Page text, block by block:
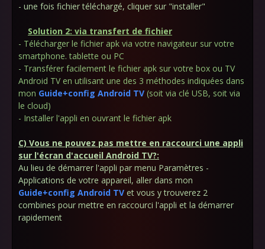
- une fois fichier téléchargé, cliquer sur "installer"
Solution 2: via transfert de fichier
- Télécharger le fichier apk via votre navigateur sur votre
smartphone. tablette ou PC
- Transférer facilement le fichier apk sur votre box ou TV
Android TV en utilisant une des 3 méthodes indiquées dans
mon Guide+config Android TV (soit via clé USB, soit via
le cloud)
- Installer l'appli en ouvrant le fichier apk
C) Vous ne pouvez pas mettre en raccourci une appli
sur l'écran d'accueil Android TV?:
Au lieu de démarrer l'appli par menu Paramètres -
Applications de votre appareil, aller dans mon
Guide+config Android TV et vous y trouverez 2
combines pour mettre en raccourci l'appli et la démarrer
rapidement